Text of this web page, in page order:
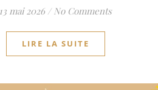
13 mai 2026 / No Comments
LIRE LA SUITE